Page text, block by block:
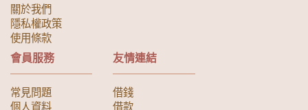
關於我們
隱私權政策
使用條款
會員服務
常見問題
個人資料
友情連結
借錢
借款